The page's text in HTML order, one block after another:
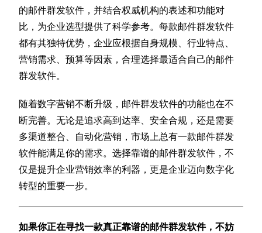
的邮件群发软件，并结合权威机构的表述和功能对
比，为企业选型提供了科学参考。每款邮件群发软件
都有其独特优势，企业应根据自身规模、行业特点、
营销需求、预算等因素，合理选择最适合自己的邮件
群发软件。
随着数字营销不断升级，邮件群发软件的功能也在不
断完善。无论是追求高到达率、安全合规，还是需要
多渠道整合、自动化营销，市场上总有一款邮件群发
软件能满足你的需求。选择靠谱的邮件群发软件，不
仅是提升企业营销效率的利器，更是企业迈向数字化
转型的重要一步。
如果你正在寻找一款真正靠谱的邮件群发软件，不妨